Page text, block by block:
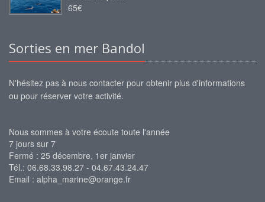
65€
Sorties en mer Bandol
N'hésitez pas à nous contacter pour obtenir plus d'informations
ou pour réserver votre activité.
Nous sommes à votre écoute toute l'année
7 jours sur 7
Fermé : 25 décembre, 1er janvier
Tél.: 06.68.33.98.27 - 04.67.43.24.47
Email : alpha_marine@orange.fr